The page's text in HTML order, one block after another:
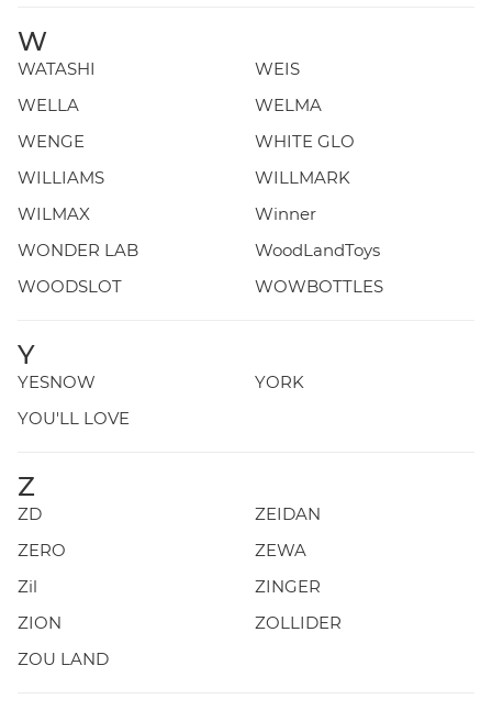
W
WATASHI
WEIS
WELLA
WELMA
WENGE
WHITE GLO
WILLIAMS
WILLMARK
WILMAX
Winner
WONDER LAB
WoodLandToys
WOODSLOT
WOWBOTTLES
Y
YESNOW
YORK
YOU'LL LOVE
Z
ZD
ZEIDAN
ZERO
ZEWA
Zil
ZINGER
ZION
ZOLLIDER
ZOU LAND